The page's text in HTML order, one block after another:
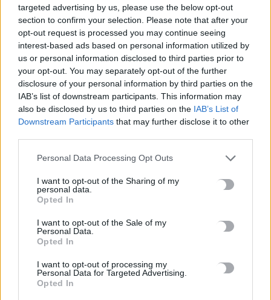
targeted advertising by us, please use the below opt-out
section to confirm your selection. Please note that after your
opt-out request is processed you may continue seeing
interest-based ads based on personal information utilized by
us or personal information disclosed to third parties prior to
your opt-out. You may separately opt-out of the further
disclosure of your personal information by third parties on the
IAB’s list of downstream participants. This information may
also be disclosed by us to third parties on the IAB’s List of
Downstream Participants that may further disclose it to other
Personal Data Processing Opt Outs
I want to opt-out of the Sharing of my
personal data.
Opted In
I want to opt-out of the Sale of my
Personal Data.
Opted In
I want to opt-out of processing my
Personal Data for Targeted Advertising.
Opted In
Από τις 16 έως 24 Αυγούστου το Φεστιβάλ Γεύσεων & Τέχνης
στην Κίσσαμο
9 Αυγούστου, 2026
Επίδομα αδείας: Μέχρι πότε καταβάλλεται – Τι χρήματα θα
λάβετε
9 Αυγούστου, 2026
Διαγνωστικές εξετάσεις: Υποχρεωτική ψηφιακή ανάρτηση
αποτελεσμάτων από 1η Σεπτεμβρίου
Αλλαγές στην ειδική άδεια μητρότητας – Επεκτείνεται σε
περισσότερες κατηγορίες δικαιούχων
9 Αυγούστου, 2026
Έρχονται εκπτώσεις έως 20% στα σούπερ μάρκετ – Ποια
προϊόντα μπαίνουν στο νέο πρόγραμμα συγκράτησης τιμών